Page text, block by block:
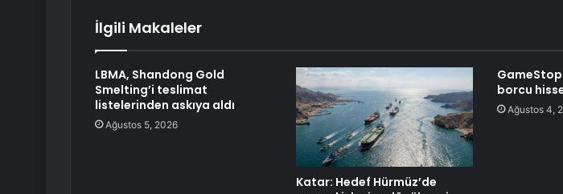
İlgili Makaleler
LBMA, Shandong Gold
Smelting’i teslimat
listelerinden askıya aldı
Ağustos 5, 2026
Katar: Hedef Hürmüz’de
borcu
Ağustos 4,